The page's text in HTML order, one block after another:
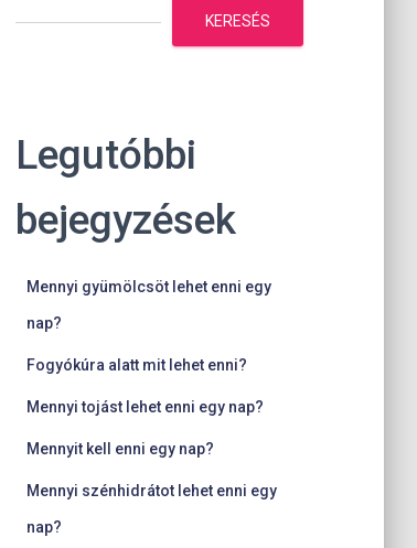
KERESÉS
Legutóbbi
bejegyzések
Mennyi gyümölcsöt lehet enni egy
nap?
Fogyókúra alatt mit lehet enni?
Mennyi tojást lehet enni egy nap?
Mennyit kell enni egy nap?
Mennyi szénhidrátot lehet enni egy
nap?